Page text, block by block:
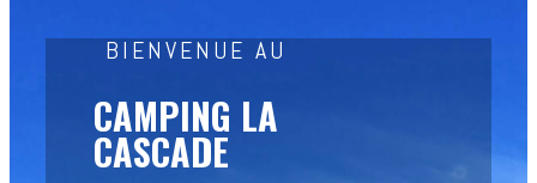
BIENVENUE AU
CAMPING LA
CASCADE